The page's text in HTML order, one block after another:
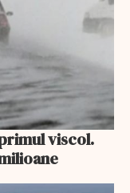
viscol.